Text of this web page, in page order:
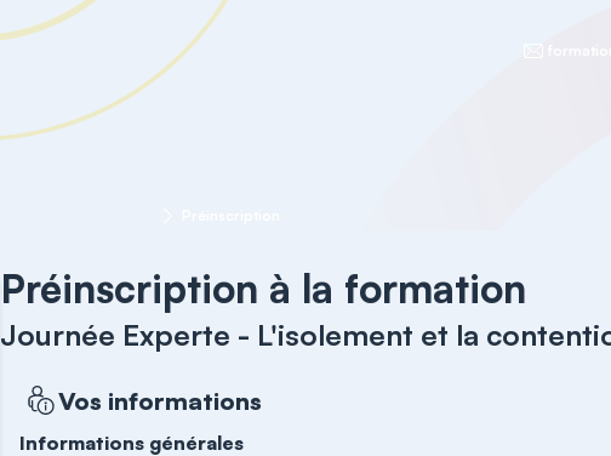
Préinscription à la formation
Journée Experte - L'isolement et la
Vos informations
Informations générales